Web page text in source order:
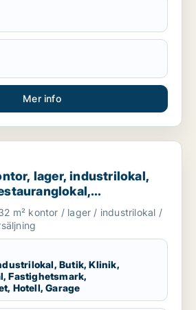
Mer info
lager, industrilokal, butik, klinik,
lager, industrilokal,
bostadsfastighet, hotell
salu i Svalöv, Bjuv eller
m² kontor / lager / industrilokal /
Butik, Klinik,
Fastighetsmark,
Hotell, Garage